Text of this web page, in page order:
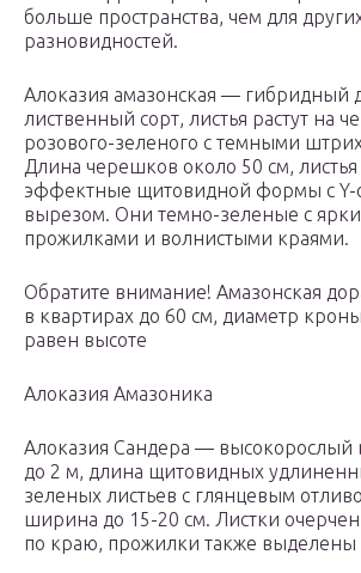
больше пространства, чем для
разновидностей.
Алоказия амазонская — гибридный
лиственный сорт, листья растут на
розового-зеленого с темными
Длина черешков около 50 см, листья
эффектные щитовидной формы с Y-
вырезом. Они темно-зеленые с
прожилками и волнистыми краями.
Обратите внимание! Амазонская
в квартирах до 60 см, диаметр
равен высоте
Алоказия Амазоника
Алоказия Сандера — высокорослый
до 2 м, длина щитовидных
зеленых листьев с глянцевым
ширина до 15-20 см. Листки
по краю, прожилки также выделены